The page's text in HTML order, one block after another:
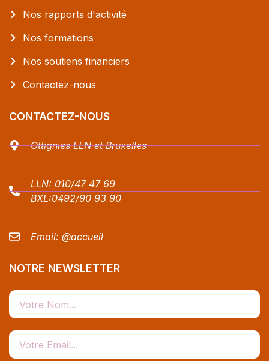
Nos rapports d'activité
Nos formations
Nos soutiens financiers
Contactez-nous
CONTACTEZ-NOUS
Ottignies LLN et Bruxelles
LLN: 010/47 47 69
BXL:0492/90 93 90
Email: @accueil
NOTRE NEWSLETTER